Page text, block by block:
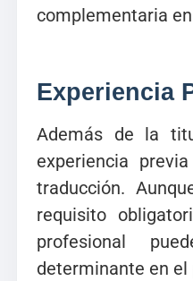
complementaria
Experiencia
Además de la
experiencia
traducción.
requisito
profesional
determinante en el